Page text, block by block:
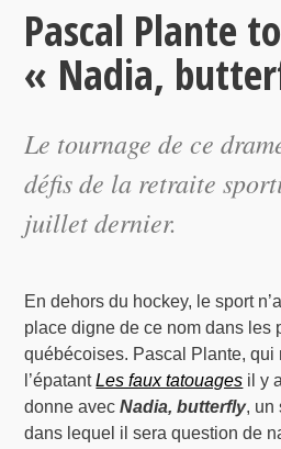
Pascal Plante
« Nadia,
Le tournage de ce
défis de la retraite
juillet dernier.
En dehors du hockey, le sport
place digne de ce nom dans les
québécoises. Pascal Plante, qui
l’épatantLes faux tatouages il y
donne avecNadia, butterfly, un
dans lequel il sera question de